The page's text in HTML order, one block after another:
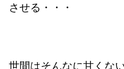
させる・・・
世間はそんなに甘くない